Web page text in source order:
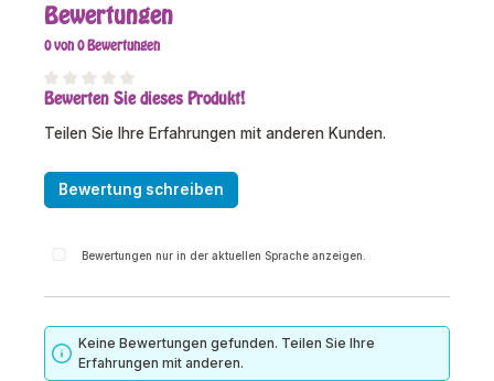
Bewertungen
0 von 0 Bewertungen
Durchschnittliche Bewertung von 0 von 5 Sternen
Bewerten Sie dieses Produkt!
Teilen Sie Ihre Erfahrungen mit anderen Kunden.
Bewertung schreiben
Bewertungen nur in der aktuellen Sprache anzeigen.
Keine Bewertungen gefunden. Teilen Sie Ihre
Erfahrungen mit anderen.